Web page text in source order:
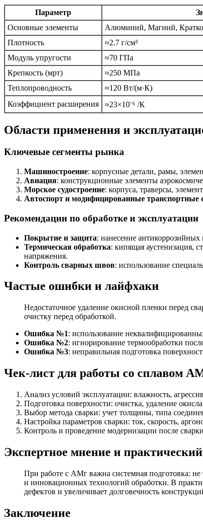
Параметр
Основные элементы
Алюминий, Магний,
Плотность
≈2.7 г/см³
Модуль упругости
≈70 ГПа
Крепкость (мрт)
≈250 МПа
Теплопроводность
≈120 Вт/(м·К)
Коэффициент расширения
≈23×10⁻⁶ /К
Области применения и
Ключевые сегменты рынка
Машиностроение: корпусные детали, рамы,
Авиация: конструкционные элементы
Морское судостроение: корпуса, траверсы,
Автоспорт и модифицированные транспортные
Рекомендации по обработке и эксплуатации
Покрытие и защита: нанесение
Термическая обработка: кипящая аустенизация,
напряжения.
Контроль сварных швов: использование
Частые ошибки и лайфхаки
Недостаточное удаление окисной пленки перед
очистку перед обработкой.
Ошибка №1: использование
Ошибка №2: игнорирование термообработки
Ошибка №3: неправильная подготовка
Чек-лист для работы со сплавом
Анализ условий эксплуатации: влажность,
Подготовка поверхности: очистка, удаление
Выбор метода сварки: учет толщины, типа
Настройка параметров сварки: ток, скорость,
Контроль и проведение модернизации после
Экспертное мнение и
При работе с АМг важна системная подготовка:
и инновационных технологий обработки. В
дефектов и увеличивает долговечность
Заключение